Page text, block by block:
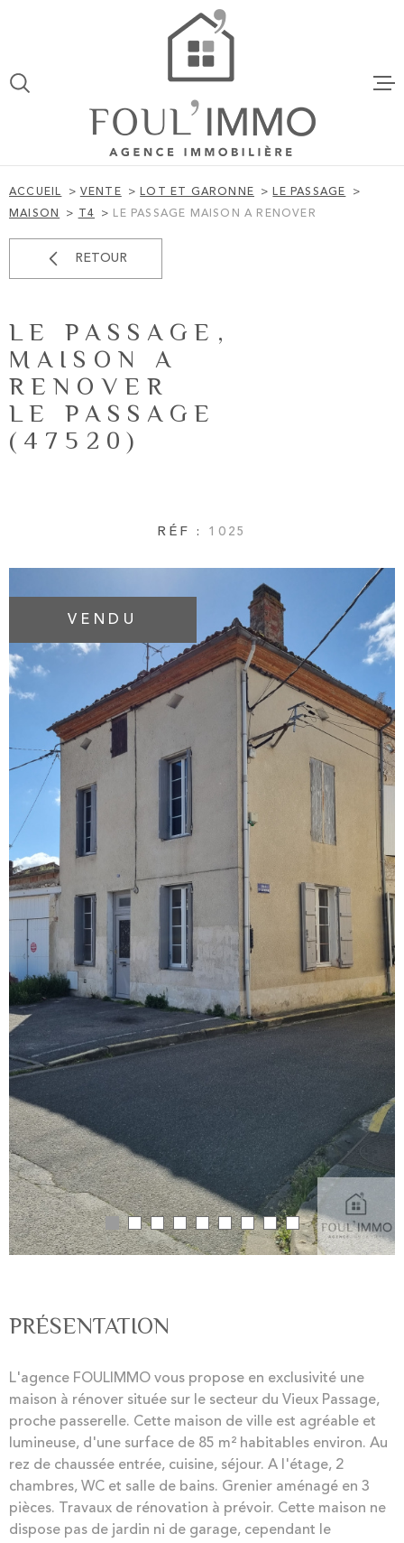
recherche
principal
ACCUEIL
ACCUEIL VENTE LOT ET GARONNE
LE PASSAGE
MAISON
T4 LE PASSAGE MAISON A RENOVER
RETOUR
LE PASSAGE,
MAISON A
RENOVER
LE PASSAGE
(47520)
RÉF : 1025
VENDU
PRÉSENTATION
L'agence FOULIMMO vous propose en exclusivité une
maison à rénover située sur le secteur du Vieux Passage,
proche passerelle. Cette maison de ville est agréable et
lumineuse, d'une surface de 85 m² habitables environ. Au
rez de chaussée entrée, cuisine, séjour. A l'étage, 2
chambres, WC et salle de bains. Grenier aménagé en 3
pièces. Travaux de rénovation à prévoir. Cette maison ne
dispose pas de jardin ni de garage, cependant le
VOTRE
TYPE
D'OFFRE
TYPE
BUDGET